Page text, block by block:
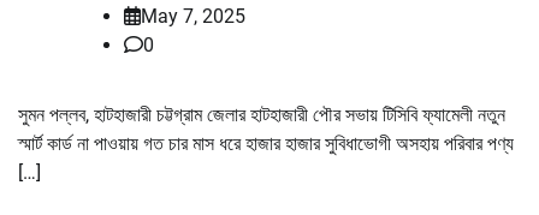
May 7, 2025
0
সুমন পল্লব, হাটহাজারী চট্টগ্রাম জেলার হাটহাজারী পৌর সভায় টিসিবি ফ্যামেলী নতুন
স্মার্ট কার্ড না পাওয়ায় গত চার মাস ধরে হাজার হাজার সুবিধাভোগী অসহায় পরিবার পণ্য
[…]